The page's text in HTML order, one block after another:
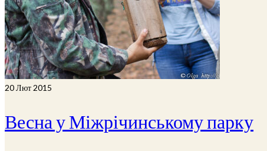
20Лют 2015
Весна у Міжрічинському парку